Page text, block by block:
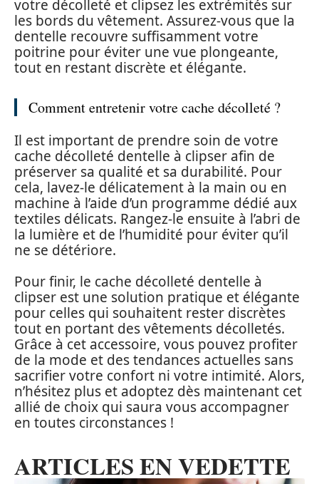
votre décolleté et clipsez les extrémités sur
les bords du vêtement. Assurez-vous que la
dentelle recouvre suffisamment votre
poitrine pour éviter une vue plongeante,
tout en restant discrète et élégante.
Comment entretenir votre cache décolleté ?
Il est important de prendre soin de votre
cache décolleté dentelle à clipser afin de
préserver sa qualité et sa durabilité. Pour
cela, lavez-le délicatement à la main ou en
machine à l’aide d’un programme dédié aux
textiles délicats. Rangez-le ensuite à l’abri de
la lumière et de l’humidité pour éviter qu’il
ne se détériore.
Pour finir, le cache décolleté dentelle à
clipser est une solution pratique et élégante
pour celles qui souhaitent rester discrètes
tout en portant des vêtements décolletés.
Grâce à cet accessoire, vous pouvez profiter
de la mode et des tendances actuelles sans
sacrifier votre confort ni votre intimité. Alors,
n’hésitez plus et adoptez dès maintenant cet
allié de choix qui saura vous accompagner
en toutes circonstances !
ARTICLES EN VEDETTE